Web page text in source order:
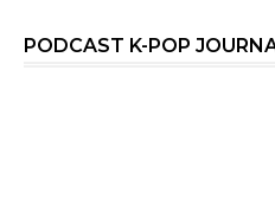
PODCAST K-POP